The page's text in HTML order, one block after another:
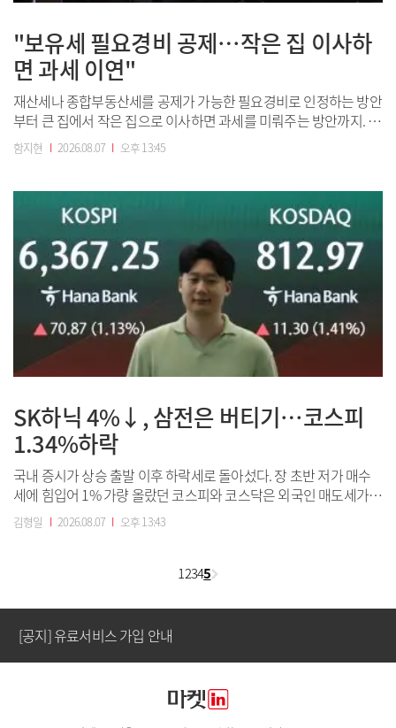
"보유세 필요경비 공제…작은 집 이사하
면 과세 이연"
재산세나 종합부동산세를 공제가 가능한 필요경비로 인정하는 방안
부터 큰 집에서 작은 집으로 이사하면 과세를 미뤄주는 방안까지. 정
부의 세제개편안 발표 이후 불안심리가 커지고 있는 가운데 국회에
서 부동산과 다양한 세법개정안이 발의돼 주목된다.국회의사당 전
을 위기”7일 국회에 따르면 김은혜 국민의힘 ...
함지현 I 2026.08.07 I 오후 13:45
SK하닉 4%↓, 삼전은 버티기…코스피
1.34%하락
국내 증시가 상승 출발 이후 하락세로 돌아섰다. 장 초반 저가 매수
세에 힘입어 1% 가량 올랐던 코스피와 코스닥은 외국인 매도세가
확대되며 ‘전강후약’ 흐름을 나타내고 있다. 중동 정세 불확실성과
미국 고용보고서 발표를 앞둔 경계심리가 투자심리를 위축시키면서
진=연합뉴스)7일 엠피닥터에 따르면...
김형일 I 2026.08.07 I 오후 13:43
12345
[공지] 유료서비스 가입 안내
[공지] 새로워진 마켓인, 성공투자 창을 열다
[공지] 유료서비스 가입 안내
[공지] 새로워진 마켓인, 성공투자 창을 열다